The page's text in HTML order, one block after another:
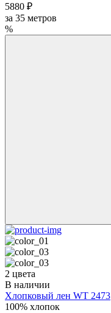
5880 ₽
за 35 метров
%
2 цвета
В наличии
Хлопковый лен WT 2473
100% хлопок